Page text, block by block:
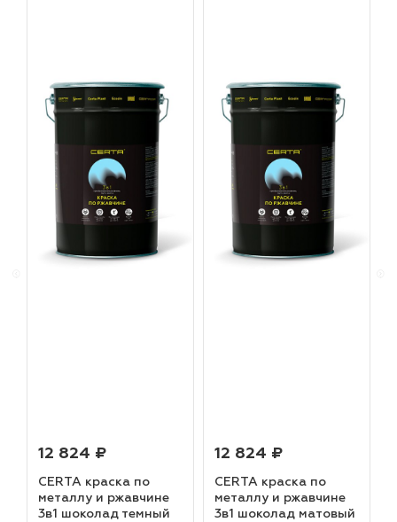
12 824 ₽
CERTA краска по
металлу и ржавчине
3в1 шоколад темный
12 824 ₽
CERTA краска по
металлу и ржавчине
3в1 шоколад матовый